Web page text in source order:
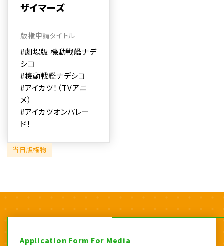
ザイマーズ
版権申請タイトル
#劇場版 機動戦艦ナデ
シコ
#機動戦艦ナデシコ
#アイカツ！（TVアニ
メ）
#アイカツオンパレー
ド！
当日版権物
Application Form For Media